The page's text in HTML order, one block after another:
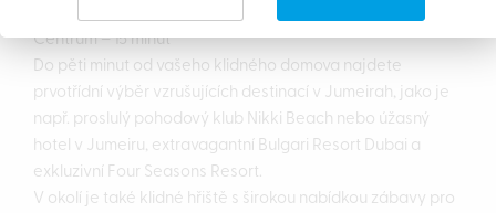
Centrum – 15 minut
Do pěti minut od vašeho klidného domova najdete
prvotřídní výběr vzrušujících destinací v Jumeirah, jako je
např. proslulý pohodový klub Nikki Beach nebo úžasný
hotel v Jumeiru, extravagantní Bulgari Resort Dubai a
exkluzivní Four Seasons Resort.
V okolí je také klidné hřiště s širokou nabídkou zábavy pro